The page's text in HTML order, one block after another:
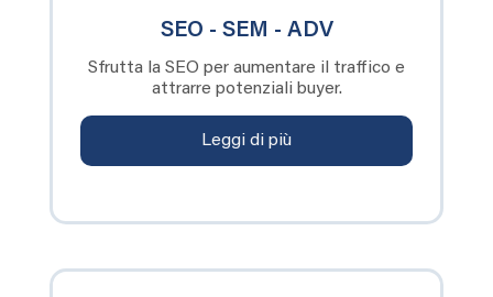
SEO - SEM - ADV
Sfrutta la SEO per aumentare il traffico e
attrarre potenziali buyer.
Leggi di più